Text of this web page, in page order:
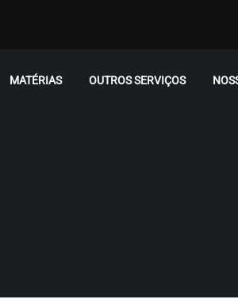
MATÉRIAS OUTROS SERVIÇOS